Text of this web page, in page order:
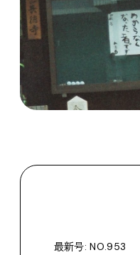
最新号: NO.953